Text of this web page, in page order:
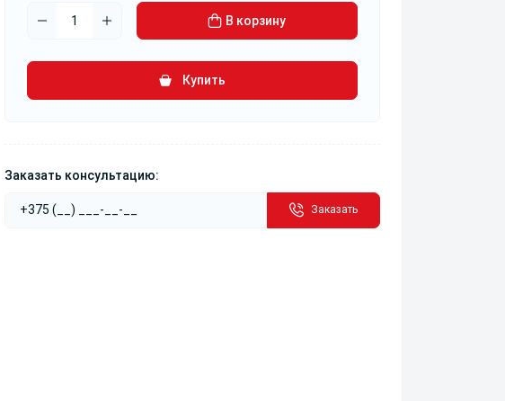
В корзину
Купить
Заказать консультацию:
Заказать